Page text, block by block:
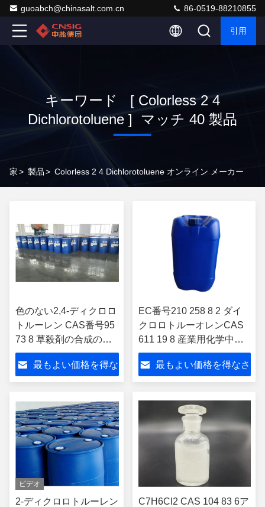
guoabch@chinasalt.com.cn 86-0519-88210855
引用
キーワード [ Colorless 2 4
Dichlorotoluene ] マッチ 40 製品
家> 製品> Colorless 2 4 Dichlorotoluene オンライン メーカー
色のない2,4-ディクロロ
トルーレン CAS番号95
73 8 草殺剤の合成の中
間剤として
最もよい価格を得な
EC番号210 258 8 2 ダイ
クロロトルーオレンCAS
611 19 8 産業用化学中産
物 有機合成および研究室
用
最もよい価格を得なさ
ビデオ
2-ディクロロトルーレン
C7H6Cl2 CAS 104 83 6ア